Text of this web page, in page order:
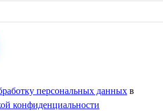
персональных данных в
конфиденциальности